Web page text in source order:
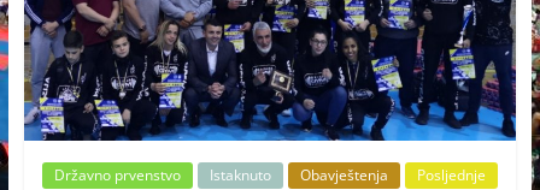
Državno prvenstvo Istaknuto Obavještenja
Posljednje